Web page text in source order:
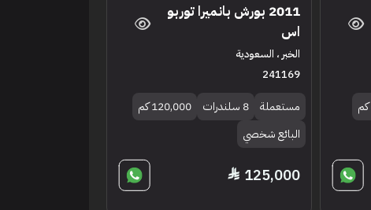
2011 بورش بانميرا توربو
اس
الخبر ، السعودية
241169
مستعملة 8 سلندرات
120,000 كم
البائع شخصي
125,000